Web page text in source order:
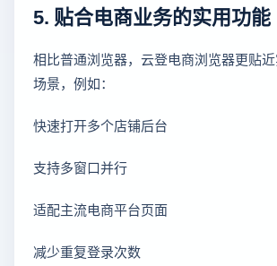
5. 贴合电商业务的实用功能
相比普通浏览器，云登电商浏览器更贴
场景，例如：
快速打开多个店铺后台
支持多窗口并行
适配主流电商平台页面
减少重复登录次数